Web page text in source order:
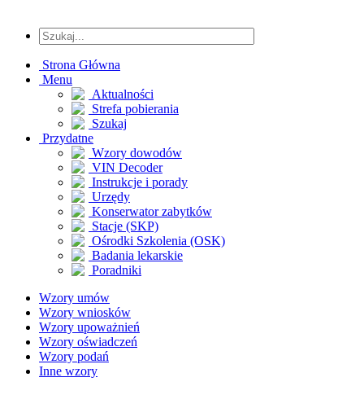
Strona Główna
Menu
Aktualności
Strefa pobierania
Szukaj
Przydatne
Wzory dowodów
VIN Decoder
Instrukcje i porady
Urzędy
Konserwator zabytków
Stacje (SKP)
Ośrodki Szkolenia (OSK)
Badania lekarskie
Poradniki
Wzory umów
Wzory wniosków
Wzory upoważnień
Wzory oświadczeń
Wzory podań
Inne wzory